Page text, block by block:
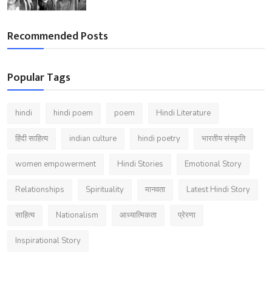
Recommended Posts
Popular Tags
hindi hindi poem poem Hindi Literature
हिंदी साहित्य indian culture hindi poetry भारतीय संस्कृति
women empowerment Hindi Stories Emotional Story
Relationships Spirituality मानवता Latest Hindi Story
साहित्य Nationalism आध्यात्मिकता प्रेरणा
Inspirational Story